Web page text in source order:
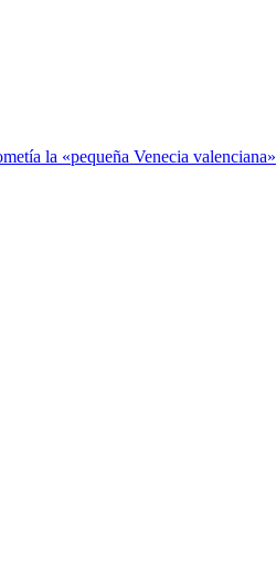
la «pequeña Venecia valenciana»